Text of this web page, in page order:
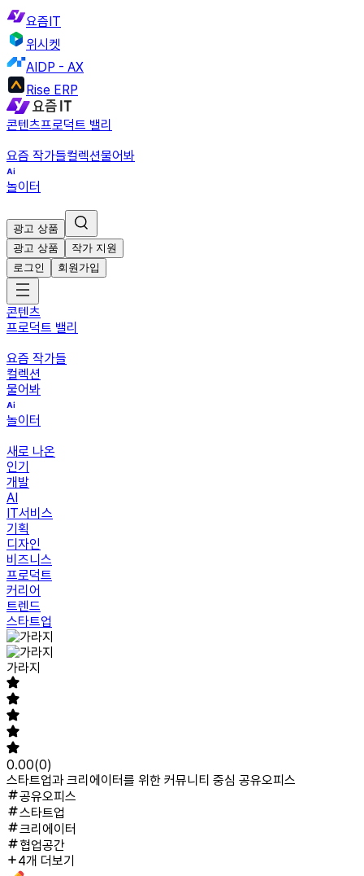
요즘IT
위시켓
AIDP - AX
Rise ERP
콘텐츠프로덕트 밸리
요즘 작가들컬렉션물어봐
놀이터
광고 상품
광고 상품
작가 지원
로그인
회원가입
콘텐츠
프로덕트 밸리
요즘 작가들
컬렉션
물어봐
놀이터
새로 나온
인기
개발
AI
IT서비스
기획
디자인
비즈니스
프로덕트
커리어
트렌드
스타트업
가라지
0.00(0)
스타트업과 크리에이터를 위한 커뮤니티 중심 공유오피스
공유오피스
스타트업
크리에이터
협업공간
4개 더보기